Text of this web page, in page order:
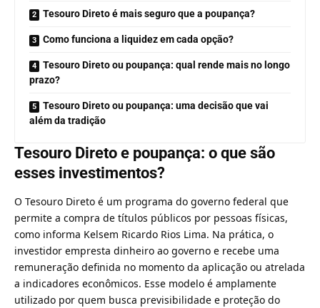
Tesouro Direto é mais seguro que a poupança?
Como funciona a liquidez em cada opção?
Tesouro Direto ou poupança: qual rende mais no longo
prazo?
Tesouro Direto ou poupança: uma decisão que vai
além da tradição
Tesouro Direto e poupança: o que são
esses investimentos?
O Tesouro Direto é um programa do governo federal que
permite a compra de títulos públicos por pessoas físicas,
como informa Kelsem Ricardo Rios Lima. Na prática, o
investidor empresta dinheiro ao governo e recebe uma
remuneração definida no momento da aplicação ou atrelada
a indicadores econômicos. Esse modelo é amplamente
utilizado por quem busca previsibilidade e proteção do